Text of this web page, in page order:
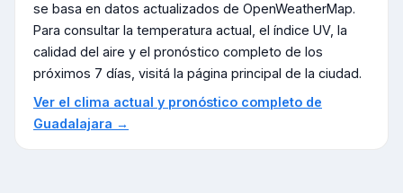
se basa en datos actualizados de OpenWeatherMap.
Para consultar la temperatura actual, el índice UV, la
calidad del aire y el pronóstico completo de los
próximos 7 días, visitá la página principal de la ciudad.
Ver el clima actual y pronóstico completo de
Guadalajara →